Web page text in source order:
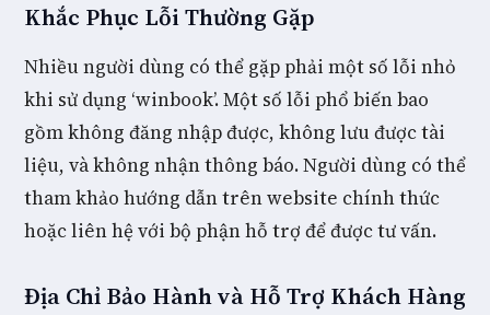
Khắc Phục Lỗi Thường Gặp
Nhiều người dùng có thể gặp phải một số lỗi nhỏ
khi sử dụng ‘winbook’. Một số lỗi phổ biến bao
gồm không đăng nhập được, không lưu được tài
liệu, và không nhận thông báo. Người dùng có thể
tham khảo hướng dẫn trên website chính thức
hoặc liên hệ với bộ phận hỗ trợ để được tư vấn.
Địa Chỉ Bảo Hành và Hỗ Trợ Khách Hàng